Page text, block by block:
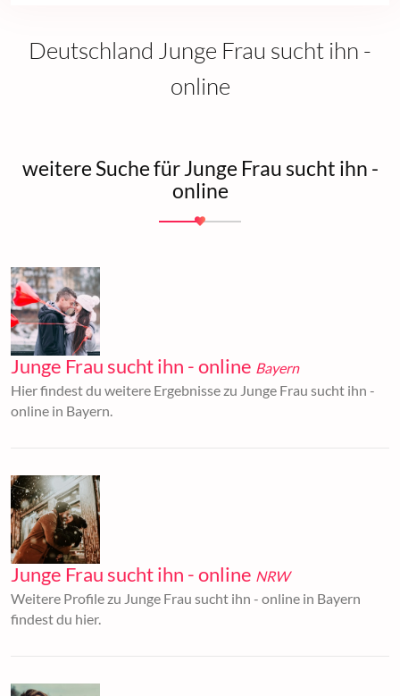
Deutschland Junge Frau sucht ihn -
online
weitere Suche für Junge Frau sucht ihn -
online
Junge Frau sucht ihn - online Bayern
Hier findest du weitere Ergebnisse zu Junge Frau sucht ihn -
online in Bayern.
Junge Frau sucht ihn - online NRW
Weitere Profile zu Junge Frau sucht ihn - online in Bayern
findest du hier.